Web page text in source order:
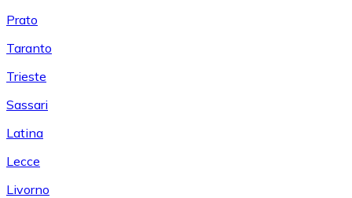
Prato
Taranto
Trieste
Sassari
Latina
Lecce
Livorno